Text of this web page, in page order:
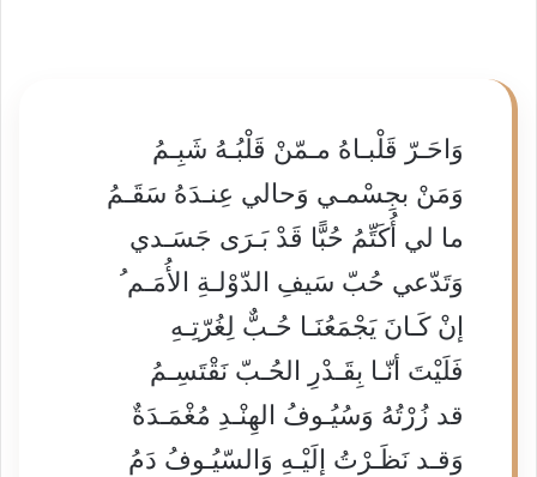
وَاحَـرّ قَلْبـاهُ مـمّنْ قَلْبُـهُ شَبِـمُ
وَمَنْ بجِسْمـي وَحالي عِنـدَهُ سَقَـمُ
ما لي أُكَتِّمُ حُبًّا قَدْ بَـرَى جَسَـدي
وَتَدّعي حُبّ سَيفِ الدّوْلـةِ الأُمَـم ُ
إنْ كَـانَ يَجْمَعُنَـا حُـبٌّ لِغُرّتِـهِ
فَلَيْتَ أنّـا بِقَـدْرِ الحُـبّ نَقْتَسِـمُ
قد زُرْتُهُ وَسُيُـوفُ الهِنْـدِ مُغْمَـدَةٌ
وَقـد نَظَـرْتُ إلَيْـهِ وَالسّيُـوفُ دَمُ